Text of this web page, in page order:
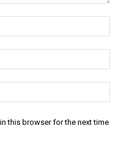
this browser for the next time